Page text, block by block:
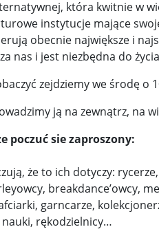
przemówienia Walentyny
Izraela padły oskarżenia o
odnotowanych trzęsień ziemi.
Wypowiedź Szymona
Mroczek o podpaleniach
która kwitnie w
instytucje mające
obecnie największe i
nas i jest niezbędna do
zejdziemy we środę o
ją na zewnątrz, na
poczuć sie zaproszony:
że to ich dotyczy:
breakdance’owcy,
garncarze,
rękodzielnicy…